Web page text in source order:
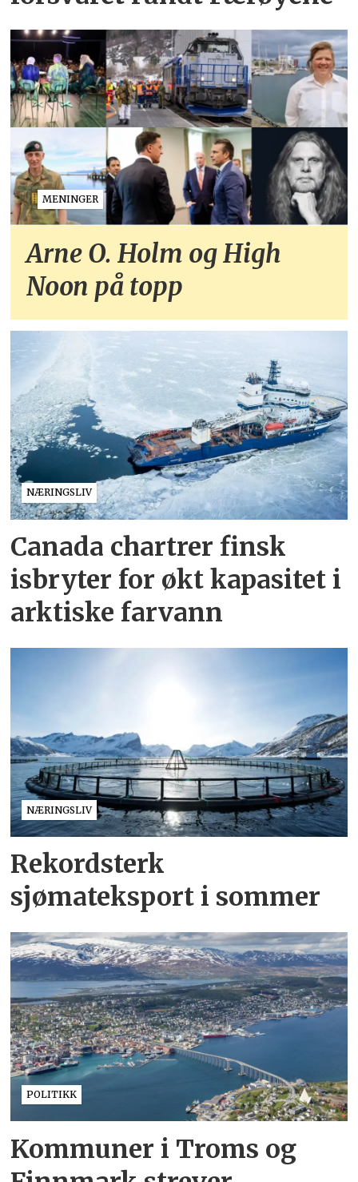
MENINGER
Arne O. Holm og High
Noon på topp
NÆRINGSLIV
Canada chartrer finsk
isbryter for økt kapasitet i
arktiske farvann
NÆRINGSLIV
Rekordsterk
sjømateksport i sommer
POLITIKK
Kommuner i Troms og